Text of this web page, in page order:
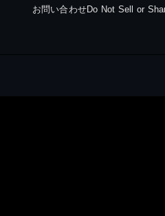
お問い合わせDo Not Sell or